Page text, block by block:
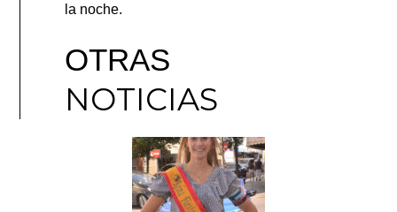
la noche.
OTRAS
NOTICIAS